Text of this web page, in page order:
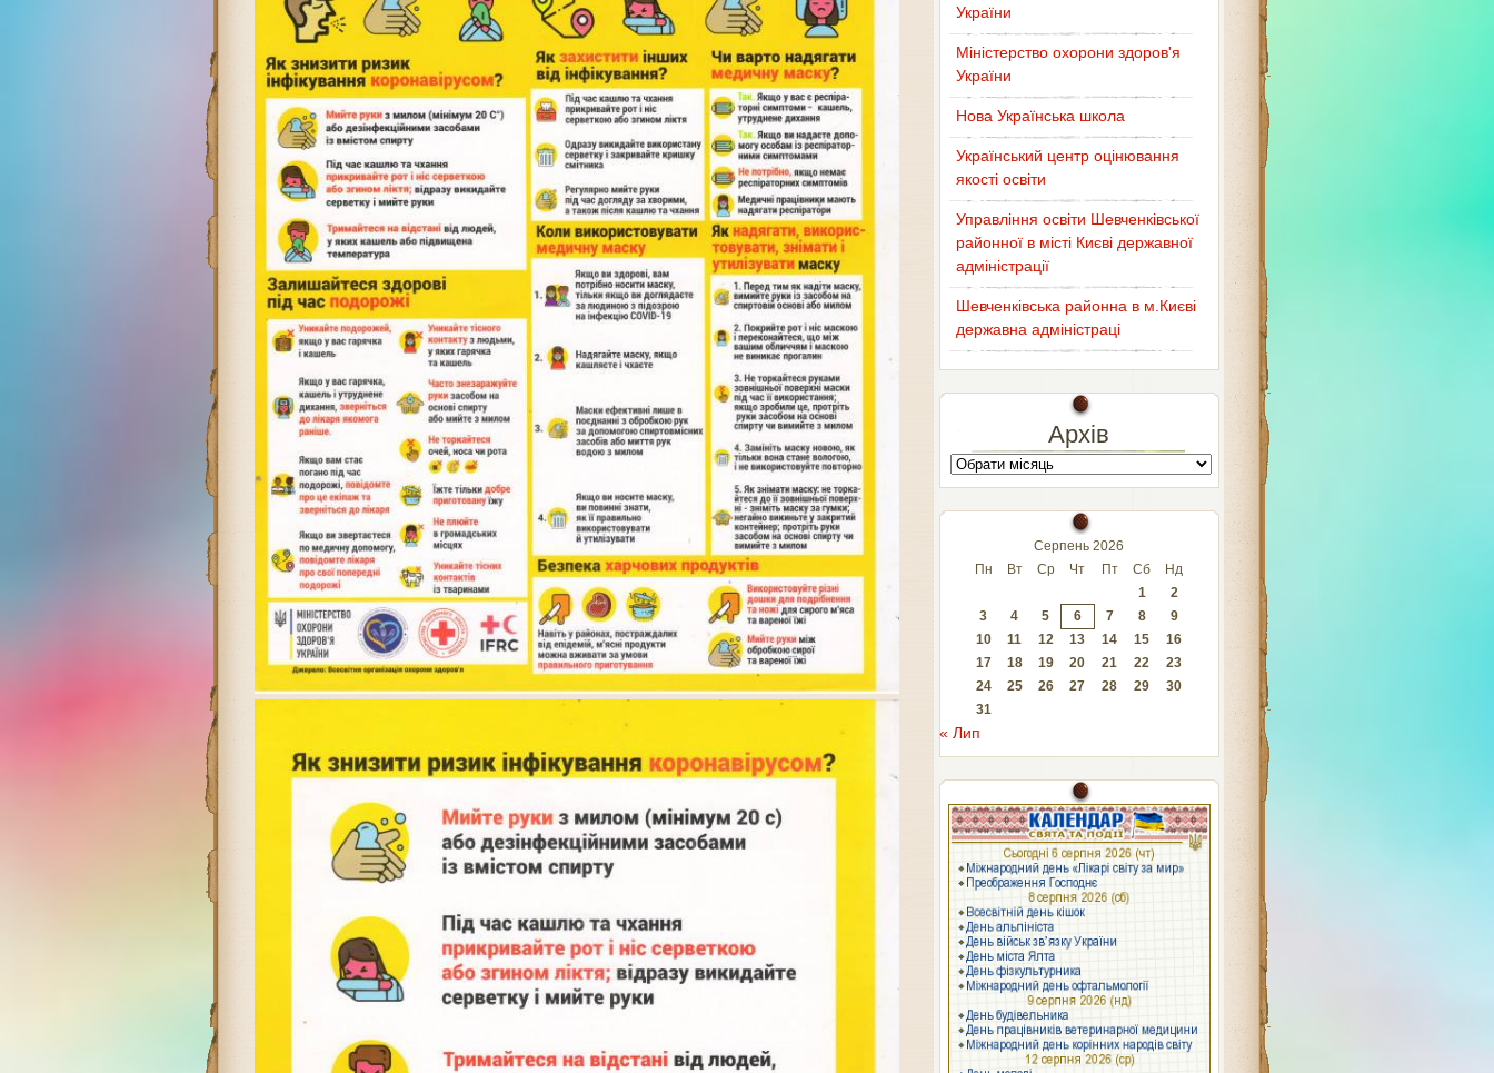
України
Міністерство охорони здоров'я
України
Нова Українська школа
Український центр оцінювання
якості освіти
Управління освіти Шевченківської
районної в місті Києві державної
адміністрації
Шевченківська районна в м.Києві
державна адміністраці
Архів
Серпень 2026
Пн
Вт Ср Чт Пт Сб
Нд
1
2
3
4 5 6 7 8
9
10
11 12 13 14 15
16
17
18 19 20 21 22
23
24
25 26 27 28 29
30
31
« Лип